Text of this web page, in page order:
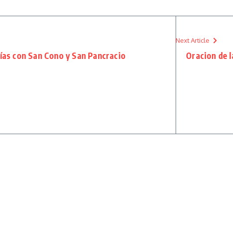
con San Cono y San Pancracio
Next Article
Oracion de